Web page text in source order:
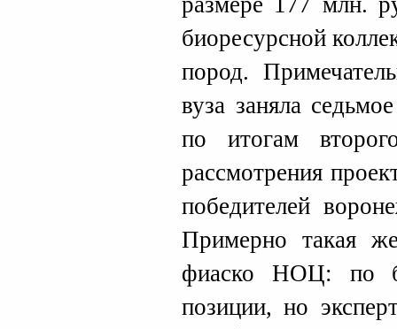
биоресурсной
пород.
вуза заняла
по итогам
рассмотрения
победителей
Примерно такая
фиаско НОЦ: по
позиции, но